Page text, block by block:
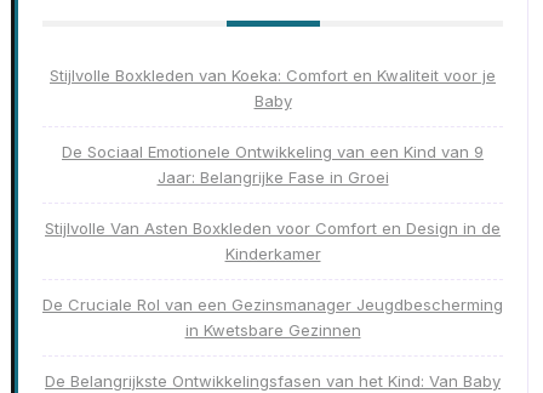
Stijlvolle Boxkleden van Koeka: Comfort en Kwaliteit voor je
Baby
De Sociaal Emotionele Ontwikkeling van een Kind van 9
Jaar: Belangrijke Fase in Groei
Stijlvolle Van Asten Boxkleden voor Comfort en Design in de
Kinderkamer
De Cruciale Rol van een Gezinsmanager Jeugdbescherming
in Kwetsbare Gezinnen
De Belangrijkste Ontwikkelingsfasen van het Kind: Van Baby